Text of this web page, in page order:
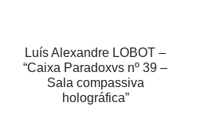
Luís Alexandre LOBOT –
“Caixa Paradoxvs nº 39 –
Sala compassiva
holográfica”